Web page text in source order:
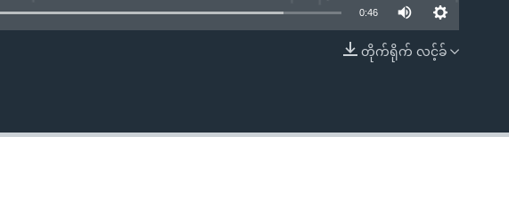
EMBED
0:46
တိုက်ရိုက် လင့်ခ်